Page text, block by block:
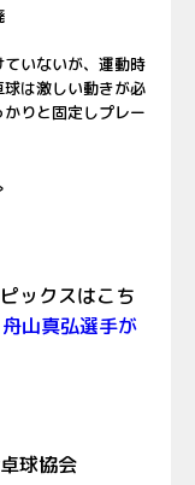
いないが、運動時
は激しい動きが必
りと固定しプレー
ックスはこち
山真弘選手が
球協会